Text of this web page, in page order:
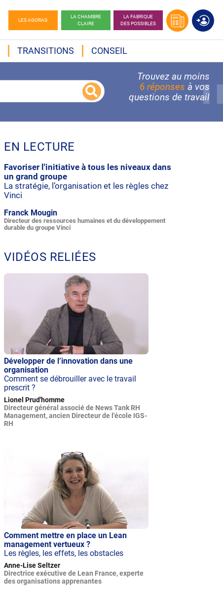
LES AGORAS
LA CHAMBRE
CLAIRE
LA FABRIQUE
DES POSSIBLES
TRANSITIONS CONSEIL
Trouvez au moins
6 réponses à vos
questions de travail
EN LECTURE
Favoriser l'initiative à tous les niveaux dans
un grand groupe
La stratégie, l’organisation et les règles chez
Vinci
Franck Mougin
Directeur des ressources humaines et du développement
durable du groupe Vinci
VIDÉOS RELIÉES
Développer de l’innovation dans une
organisation
Comment se débrouiller avec le travail
prescrit ?
Lionel Prud'homme
Directeur général associé de News Tank RH
Management, ancien Directeur de l'école IGS-
RH
Comment mettre en place un Lean
management vertueux ?
Les règles, les effets, les obstacles
Anne-Lise Seltzer
Directrice exécutive de Lean France, experte
des organisations apprenantes